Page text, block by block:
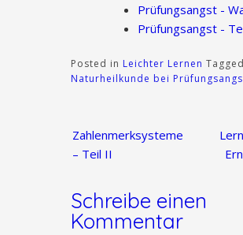
Prüfungsangst -
Prüfungsangst -
Posted in Leichter Lernen Tagged
Naturheilkunde bei
Zahlenmerksysteme
– Teil II
Schreibe einen
Kommentar